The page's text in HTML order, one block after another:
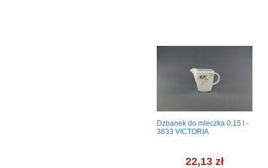
Dzbanek do mleczka 0,15 l -
3633 VICTORIA
22,13 zł